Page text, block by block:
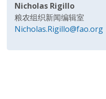
Nicholas Rigillo
粮农组织新闻编辑室
Nicholas.Rigillo@fao.org